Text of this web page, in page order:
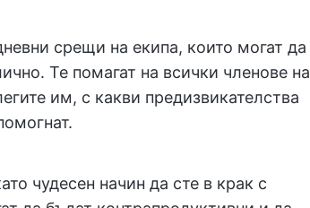
срещи на екипа, които могат да
Те помагат на всички членове на
им, с какви предизвикателства
чудесен начин да сте в крак с